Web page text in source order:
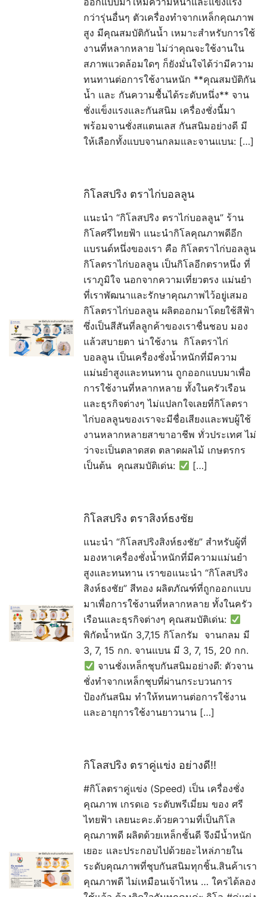
กว่ารุ่นอื่นๆ ตัวเครื่องทำจากเหล็กคุณภาพ
สูง มีคุณสมบัติกันน้ำ เหมาะสำหรับการใช้
งานที่หลากหลาย ไม่ว่าคุณจะใช้งานใน
สภาพแวดล้อมใดๆ ก็ยังมั่นใจได้ว่ามีความ
ทนทานต่อการใช้งานหนัก **คุณสมบัติกัน
น้ำ และ กันความชื้นได้ระดับหนึ่ง** จาน
ชั่งแข็งแรงและกันสนิม เครื่องชั่งนี้มา
พร้อมจานชั่งสแตนเลส กันสนิมอย่างดี มี
ให้เลือกทั้งแบบจานกลมและจานแบน: […]
กิโลสปริง ตราไก่บอลลูน
แนะนำ “กิโลสปริง ตราไก่บอลลูน” ร้าน
กิโลศรีไทยฟ้า แนะนำกิโลคุณภาพดีอีก
แบรนด์หนึ่งของเรา คือ กิโลตราไก่บอลลูน
กิโลตราไก่บอลลูน เป็นกิโลอีกตราหนึ่ง ที่
เราภูมิใจ นอกจากความเที่ยวตรง แม่นยำ
ที่เราพัฒนาและรักษาคุณภาพไว้อยู่เสมอ
กิโลตราไก่บอลลูน ผลิตออกมาโดยใช้สีฟ้า
ซึ่งเป็นสีสันที่ลลูกค้าของเราชื่นชอบ มอง
แล้วสบายตา น่าใช้งาน กิโลตราไก่
บอลลูน เป็นเครื่องชั่งน้ำหนักที่มีความ
แม่นยำสูงและทนทาน ถูกออกแบบมาเพื่อ
การใช้งานที่หลากหลาย ทั้งในครัวเรือน
และธุรกิจต่างๆ ไม่แปลกใจเลยที่กิโลตรา
ไก่บอลลูนของเราจะมีชื่อเสียงและพบผู้ใช้
งานหลากหลายสาขาอาชีพ ทั่วประเทศ ไม่
ว่าจะเป็นตลาดสด ตลาดผลไม้ เกษตรกร
เป็นต้น คุณสมบัติเด่น:
[…]
กิโลสปริง ตราสิงห์ธงชัย
แนะนำ “กิโลสปริงสิงห์ธงชัย” สำหรับผู้ที่
มองหาเครื่องชั่งน้ำหนักที่มีความแม่นยำ
สูงและทนทาน เราขอแนะนำ “กิโลสปริง
สิงห์ธงชัย” สีทอง ผลิตภัณฑ์ที่ถูกออกแบบ
มาเพื่อการใช้งานที่หลากหลาย ทั้งในครัว
เรือนและธุรกิจต่างๆ คุณสมบัติเด่น:
พิกัดน้ำหนัก 3,7,15 กิโลกรัม จานกลม มี
3, 7, 15 กก. จานแบน มี 3, 7, 15, 20 กก.
จานชั่งเหล็กชุบกันสนิมอย่างดี: ตัวจาน
ชั่งทำจากเหล็กชุบที่ผ่านกระบวนการ
ป้องกันสนิม ทำให้ทนทานต่อการใช้งาน
และอายุการใช้งานยาวนาน […]
กิโลสปริง ตราคู่แข่ง อย่างดี!!
#กิโลตราคู่แข่ง (Speed) เป็น เครื่องชั่ง
คุณภาพ เกรดเอ ระดับพรีเมี่ยม ของ ศรี
ไทยฟ้า เลยนะคะ.ด้วยความที่เป็นกิโล
คุณภาพดี ผลิตด้วยเหล็กชั้นดี จึงมีน้ำหนัก
เยอะ และประกอบไปด้วยอะไหล่ภายใน
ระดับคุณภาพที่ชุบกันสนิมทุกชิ้น.สินค้าเรา
คุณภาพดี ไม่เหมือนเจ้าไหน … ใครได้ลอง